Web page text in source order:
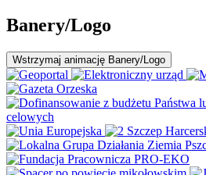
Banery/Logo
Wstrzymaj animację Banery/Logo